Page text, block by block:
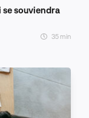
se souviendra
35 min